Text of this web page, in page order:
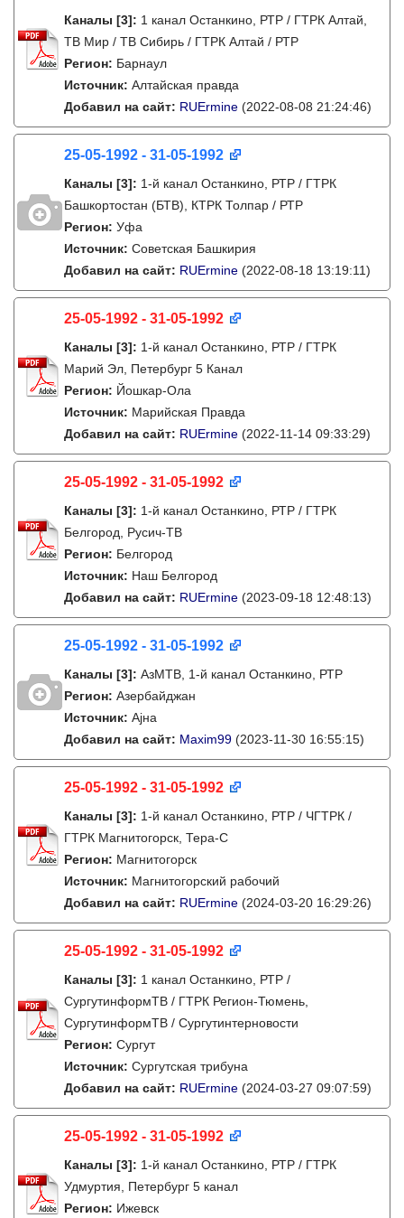
Каналы [3]: 1 канал Останкино, РТР / ГТРК Алтай,
ТВ Мир / ТВ Сибирь / ГТРК Алтай / РТР
Регион: Барнаул
Источник: Алтайская правда
Добавил на сайт: RUErmine (2022-08-08 21:24:46)
25-05-1992 - 31-05-1992
Каналы [3]: 1-й канал Останкино, РТР / ГТРК
Башкортостан (БТВ), КТРК Толпар / РТР
Регион: Уфа
Источник: Советская Башкирия
Добавил на сайт: RUErmine (2022-08-18 13:19:11)
25-05-1992 - 31-05-1992
Каналы [3]: 1-й канал Останкино, РТР / ГТРК
Марий Эл, Петербург 5 Канал
Регион: Йошкар-Ола
Источник: Марийская Правда
Добавил на сайт: RUErmine (2022-11-14 09:33:29)
25-05-1992 - 31-05-1992
Каналы [3]: 1-й канал Останкино, РТР / ГТРК
Белгород, Русич-ТВ
Регион: Белгород
Источник: Наш Белгород
Добавил на сайт: RUErmine (2023-09-18 12:48:13)
25-05-1992 - 31-05-1992
Каналы [3]: АзМТВ, 1-й канал Останкино, РТР
Регион: Азербайджан
Источник: Ајна
Добавил на сайт: Maxim99 (2023-11-30 16:55:15)
25-05-1992 - 31-05-1992
Каналы [3]: 1-й канал Останкино, РТР / ЧГТРК /
ГТРК Магнитогорск, Тера-С
Регион: Магнитогорск
Источник: Магнитогорский рабочий
Добавил на сайт: RUErmine (2024-03-20 16:29:26)
25-05-1992 - 31-05-1992
Каналы [3]: 1 канал Останкино, РТР /
СургутинформТВ / ГТРК Регион-Тюмень,
СургутинформТВ / Сургутинтерновости
Регион: Сургут
Источник: Сургутская трибуна
Добавил на сайт: RUErmine (2024-03-27 09:07:59)
25-05-1992 - 31-05-1992
Каналы [3]: 1-й канал Останкино, РТР / ГТРК
Удмуртия, Петербург 5 канал
Регион: Ижевск